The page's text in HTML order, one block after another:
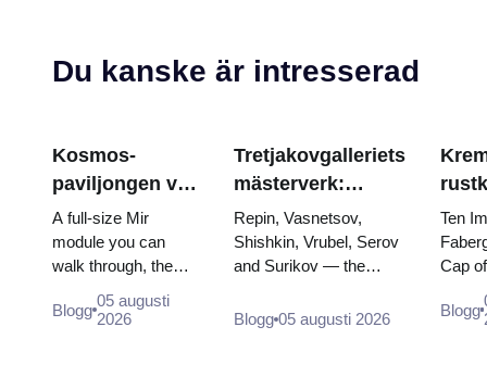
Du kanske är intresserad
Kosmos-
paviljongen vid
VDNKh: Inuti
Rysslands
största
rymdutställning
A full-size Mir
module you can
walk through, the
Energia–Buran
model, scorched
Blogg 05 augusti
2026
Tretjakovgalleriets
mästerverk:
målningarna som
är värda att
planera kring
Repin, Vasnetsov,
Shishkin, Vrubel, Serov
and Surikov — the
where they hang, and
Blogg 05 augusti 2026
Ten
Cap
the
of
Blogg